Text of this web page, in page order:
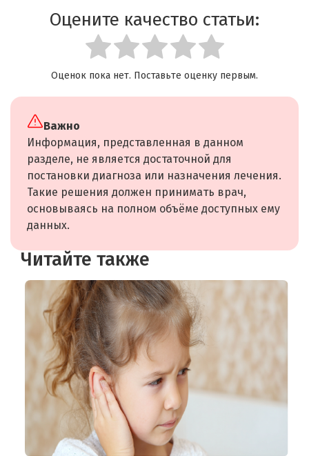
Оцените качество статьи:
Оценок пока нет. Поставьте оценку первым.
Важно
Информация, представленная в данном
разделе, не является достаточной для
постановки диагноза или назначения лечения.
Такие решения должен принимать врач,
основываясь на полном объёме доступных ему
данных.
Читайте также